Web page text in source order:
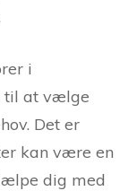
i
til at vælge
Det er
kan være en
dig med